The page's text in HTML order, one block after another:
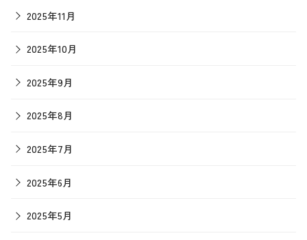
2025年11月
2025年10月
2025年9月
2025年8月
2025年7月
2025年6月
2025年5月